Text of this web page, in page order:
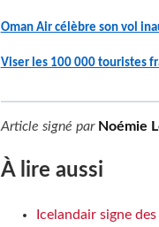
Oman Air célèbre son vol
Viser les 100 000 touristes
Article signé par Noémie
À lire aussi
Icelandair signe